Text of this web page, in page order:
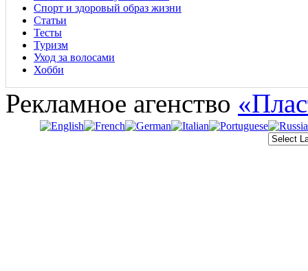
Спорт и здоровый образ жизни
Статьи
Тесты
Туризм
Уход за волосами
Хобби
Рекламное агенство